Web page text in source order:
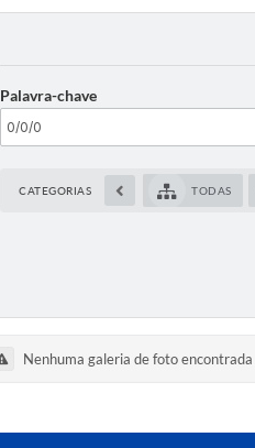
Palavra-chave
CATEGORIAS TODAS
Nenhuma galeria de foto encontrada